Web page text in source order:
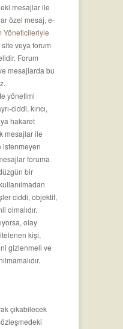
mesajlar ile
özel mesaj, e-
Yöneticileriyle
site veya forum
Forum
mesajlarda bu
yönetimi
ciddi, kırıcı,
hakaret
mesajlar ile
istenmeyen
foruma
bir
ciddi, objektif,
olmalıdır.
olay
kişi,
gizlenmeli ve
çıkabilecek